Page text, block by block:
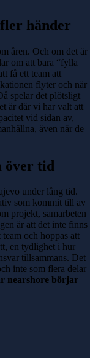
händer
åren. Och om det är
om att bara “fylla
få ett team att
flyter och när
spelar det plötsligt
är där vi har valt att
vid sidan av,
även när de
över tid
under lång tid.
som kommit till av
projekt, samarbeten
är att det inte finns
och hoppas att
en tydlighet i hur
tillsammans. Det
inte som flera delar
nearshore börjar